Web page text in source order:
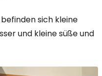
sich kleine
und kleine süße und